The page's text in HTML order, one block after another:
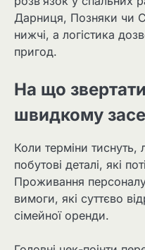
Дарниця, Позняки чи
нижчі, а логістика
пригод.
На що
швидкому
Коли терміни тиснуть,
побутові деталі, які
Проживання
вимоги, які суттєво
сімейної оренди.